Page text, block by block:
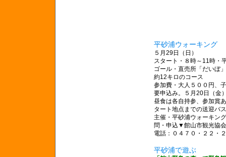
平砂浦ウォーキング
５月29日（日）
スタート・８時～11時・
ゴール・直売所「だいぼ」
約12キロのコース
参加費・大人５００円、
要申込み。５月20日（金
昼食は各自持参、参加賞
タート地点までの送迎バ
主催・平砂浦ウォーキン
問・申込▼館山市観光協会
電話：０４７０・２２・
平砂浦で遊ぶ